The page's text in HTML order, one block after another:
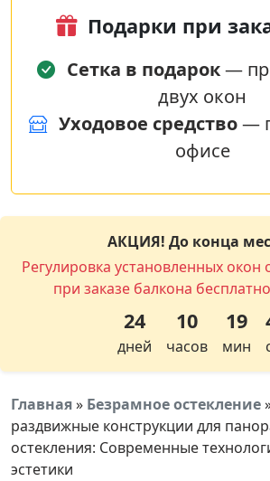
Подарки при
Сетка в подарок—
двух окон
Уходовое средство—
офисе
АКЦИЯ! До конца
Регулировка установленных окон
при заказе балкона
24
дней
10
часов
19
мин
Главная» Безрамное остекление
раздвижные конструкции для
остекления: Современные
эстетики